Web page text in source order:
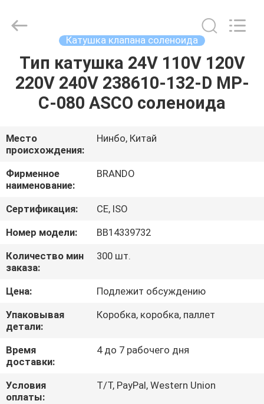
ДОМОЙ
ПРОДУКТЫ
О
НАС
ЭКСКУРСИЯ
ПО
ЗАВОДУ
КОНТРОЛЬ
КАЧЕСТВА
СВЯЖИТЕСЬ
С
НАМИ
Reserved.
Катушка клапана соленоида
Тип катушка 24V 110V 120V
220V 240V 238610-132-D MP-
C-080 ASCO соленоида
Место
происхождения:
Нинбо, Китай
Фирменное
наименование:
BRANDO
Сертификация:
CE, ISO
Номер модели:
BB14339732
Количество мин
заказа:
300 шт.
Цена:
Подлежит обсуждению
Упаковывая
детали:
Коробка, коробка, паллет
Время
доставки:
4 до 7 рабочего дня
Условия
оплаты:
T/T, PayPal, Western Union